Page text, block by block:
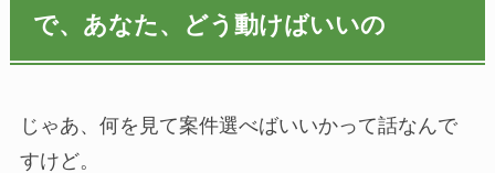
で、あなた、どう動けばいいの
じゃあ、何を見て案件選べばいいかって話なんで
すけど。